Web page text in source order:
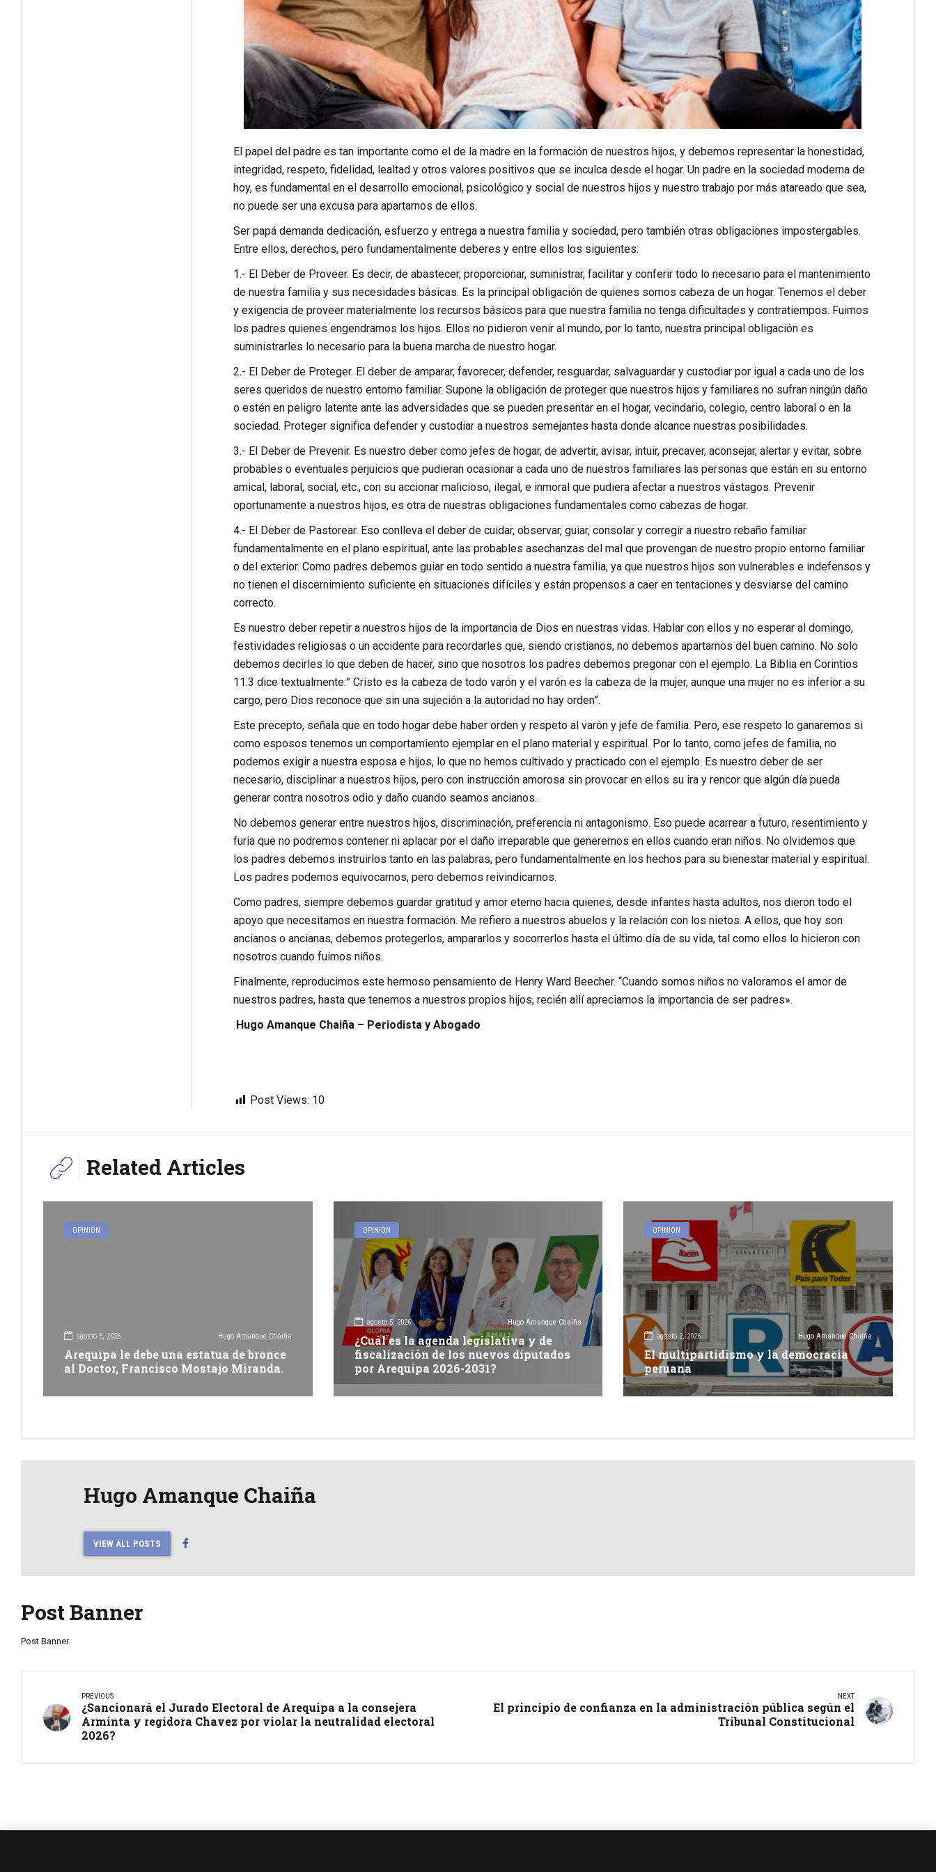
El papel del padre es tan importante como el de la madre en la formación de nuestros hijos, y debemos representar la honestidad,
integridad, respeto, fidelidad, lealtad y otros valores positivos que se inculca desde el hogar. Un padre en la sociedad moderna de
hoy, es fundamental en el desarrollo emocional, psicológico y social de nuestros hijos y nuestro trabajo por más atareado que sea,
no puede ser una excusa para apartarnos de ellos.
Ser papá demanda dedicación, esfuerzo y entrega a nuestra familia y sociedad, pero también otras obligaciones impostergables.
Entre ellos, derechos, pero fundamentalmente deberes y entre ellos los siguientes:
1.- El Deber de Proveer. Es decir, de abastecer, proporcionar, suministrar, facilitar y conferir todo lo necesario para el mantenimiento
de nuestra familia y sus necesidades básicas. Es la principal obligación de quienes somos cabeza de un hogar. Tenemos el deber
y exigencia de proveer materialmente los recursos básicos para que nuestra familia no tenga dificultades y contratiempos. Fuimos
los padres quienes engendramos los hijos. Ellos no pidieron venir al mundo, por lo tanto, nuestra principal obligación es
suministrarles lo necesario para la buena marcha de nuestro hogar.
2.- El Deber de Proteger. El deber de amparar, favorecer, defender, resguardar, salvaguardar y custodiar por igual a cada uno de los
seres queridos de nuestro entorno familiar. Supone la obligación de proteger que nuestros hijos y familiares no sufran ningún daño
o estén en peligro latente ante las adversidades que se pueden presentar en el hogar, vecindario, colegio, centro laboral o en la
sociedad. Proteger significa defender y custodiar a nuestros semejantes hasta donde alcance nuestras posibilidades.
3.- El Deber de Prevenir. Es nuestro deber como jefes de hogar, de advertir, avisar, intuir, precaver, aconsejar, alertar y evitar, sobre
probables o eventuales perjuicios que pudieran ocasionar a cada uno de nuestros familiares las personas que están en su entorno
amical, laboral, social, etc., con su accionar malicioso, ilegal, e inmoral que pudiera afectar a nuestros vástagos. Prevenir
oportunamente a nuestros hijos, es otra de nuestras obligaciones fundamentales como cabezas de hogar.
4.- El Deber de Pastorear. Eso conlleva el deber de cuidar, observar, guiar, consolar y corregir a nuestro rebaño familiar
fundamentalmente en el plano espiritual, ante las probables asechanzas del mal que provengan de nuestro propio entorno familiar
o del exterior. Como padres debemos guiar en todo sentido a nuestra familia, ya que nuestros hijos son vulnerables e indefensos y
no tienen el discernimiento suficiente en situaciones difíciles y están propensos a caer en tentaciones y desviarse del camino
correcto.
Es nuestro deber repetir a nuestros hijos de la importancia de Dios en nuestras vidas. Hablar con ellos y no esperar al domingo,
festividades religiosas o un accidente para recordarles que, siendo cristianos, no debemos apartarnos del buen camino. No solo
debemos decirles lo que deben de hacer, sino que nosotros los padres debemos pregonar con el ejemplo. La Biblia en Corintios
11.3 dice textualmente:” Cristo es la cabeza de todo varón y el varón es la cabeza de la mujer, aunque una mujer no es inferior a su
cargo, pero Dios reconoce que sin una sujeción a la autoridad no hay orden”.
Este precepto, señala que en todo hogar debe haber orden y respeto al varón y jefe de familia. Pero, ese respeto lo ganaremos si
como esposos tenemos un comportamiento ejemplar en el plano material y espiritual. Por lo tanto, como jefes de familia, no
podemos exigir a nuestra esposa e hijos, lo que no hemos cultivado y practicado con el ejemplo. Es nuestro deber de ser
necesario, disciplinar a nuestros hijos, pero con instrucción amorosa sin provocar en ellos su ira y rencor que algún día pueda
generar contra nosotros odio y daño cuando seamos ancianos.
No debemos generar entre nuestros hijos, discriminación, preferencia ni antagonismo. Eso puede acarrear a futuro, resentimiento y
furia que no podremos contener ni aplacar por el daño irreparable que generemos en ellos cuando eran niños. No olvidemos que
los padres debemos instruirlos tanto en las palabras, pero fundamentalmente en los hechos para su bienestar material y espiritual.
Los padres podemos equivocarnos, pero debemos reivindicarnos.
Como padres, siempre debemos guardar gratitud y amor eterno hacia quienes, desde infantes hasta adultos, nos dieron todo el
apoyo que necesitamos en nuestra formación. Me refiero a nuestros abuelos y la relación con los nietos. A ellos, que hoy son
ancianos o ancianas, debemos protegerlos, ampararlos y socorrerlos hasta el último día de su vida, tal como ellos lo hicieron con
nosotros cuando fuimos niños.
Finalmente, reproducimos este hermoso pensamiento de Henry Ward Beecher. “Cuando somos niños no valoramos el amor de
nuestros padres, hasta que tenemos a nuestros propios hijos, recién allí apreciamos la importancia de ser padres».
Hugo Amanque Chaiña – Periodista y Abogado
Post Views: 10
Related Articles
OPINIÓN
agosto 5, 2026 Hugo Amanque Chaiña
Arequipa le debe una estatua de bronce
al Doctor, Francisco Mostajo Miranda.
OPINIÓN
agosto 5, 2026 Hugo Amanque Chaiña
¿Cuál es la agenda legislativa y de
fiscalización de los nuevos diputados
por Arequipa 2026-2031?
OPINIÓN
agosto 2, 2026 Hugo Amanque Chaiña
El multipartidismo y la democracia
peruana
Hugo Amanque Chaiña
VIEW ALL POSTS
Post Banner
Post Banner
PREVIOUS
¿Sancionará el Jurado Electoral de Arequipa a la consejera
Arminta y regidora Chavez por violar la neutralidad electoral
2026?
NEXT
El principio de confianza en la administración pública según el
Tribunal Constitucional